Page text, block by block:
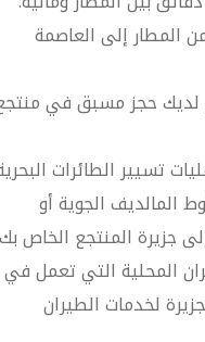
المطار إلى العاصمة
لديك حجز مسبق في
تسيير الطائرات
المالديف الجوية أو
جزيرة المنتجع الخاص
المحلية التي تعمل في
لخدمات الطيران